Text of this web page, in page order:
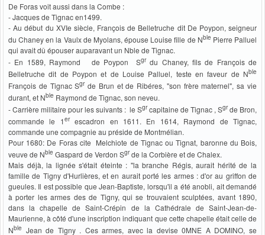
De Foras voit aussi dans la Combe :
- Jacques de Tignac en1499.
- Au début du XVIe siècle, François de Belletruche dit De Poypon, seigneur
du Chaney en la Vaulx de Myolans, épouse Louise fille de Nble Pierre Palluel
qui avait dû épouser auparavant un Nble de Tignac.
- En 1589, Raymond de Poypon Sgrdu Chaney, fils de François de
Belletruche dit de Poypon et de Louise Palluel, teste en faveur de Nble
François de Tignac Sgrde Brun et de Ribéres, "son frère maternel", sa vie
durant, et Nble Raymond de Tignac, son neveu.
- Carrière militaire pour les suivants : le Sgrcapitaine de Tignac , Sgrde Bron,
commande le 1erescadron en 1611. En 1614, Raymond de Tignac,
commande une compagnie au préside de Montmélian.
Pour 1680: De Foras cite Melchiote de Tignac ou Tignat, baronne du Bois,
veuve de Nble Gaspard de Verdon Sgrde la Corbière et de Chalex.
Mais déjà, la lignée s'était éteinte : "la branche Régis, aurait hérité de la
famille de Tigny d'Hurlières, et en aurait porté les armes : d'or au griffon de
gueules. Il est possible que Jean-Baptiste, lorsqu'il a été anobli, ait demandé
à porter les armes des de Tigny, qui se trouvaient sculptées, avant 1890,
dans la chapelle de Saint-Crépin de la Cathédrale de Saint-Jean-de-
Maurienne, à côté d'une inscription indiquant que cette chapelle était celle de
Nble Jean de Tigny . Ces armes, avec la devise 0MNE A DOMINO, se